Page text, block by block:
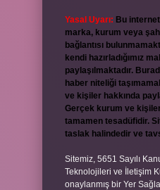
Yasal Uyarı: Bu
marka, kurum veya
bağlantısı
kendi hazırladığımız
paylaşılmaktadır.
haber niteliği
ve kişiler hakkında
Gerçek kurum ve
tamamen tesadüfidir.
taslak halindedir ve
Sitemiz, 5651 Sayılı
Teknolojileri ve İletişim
onaylanmış bir Yer